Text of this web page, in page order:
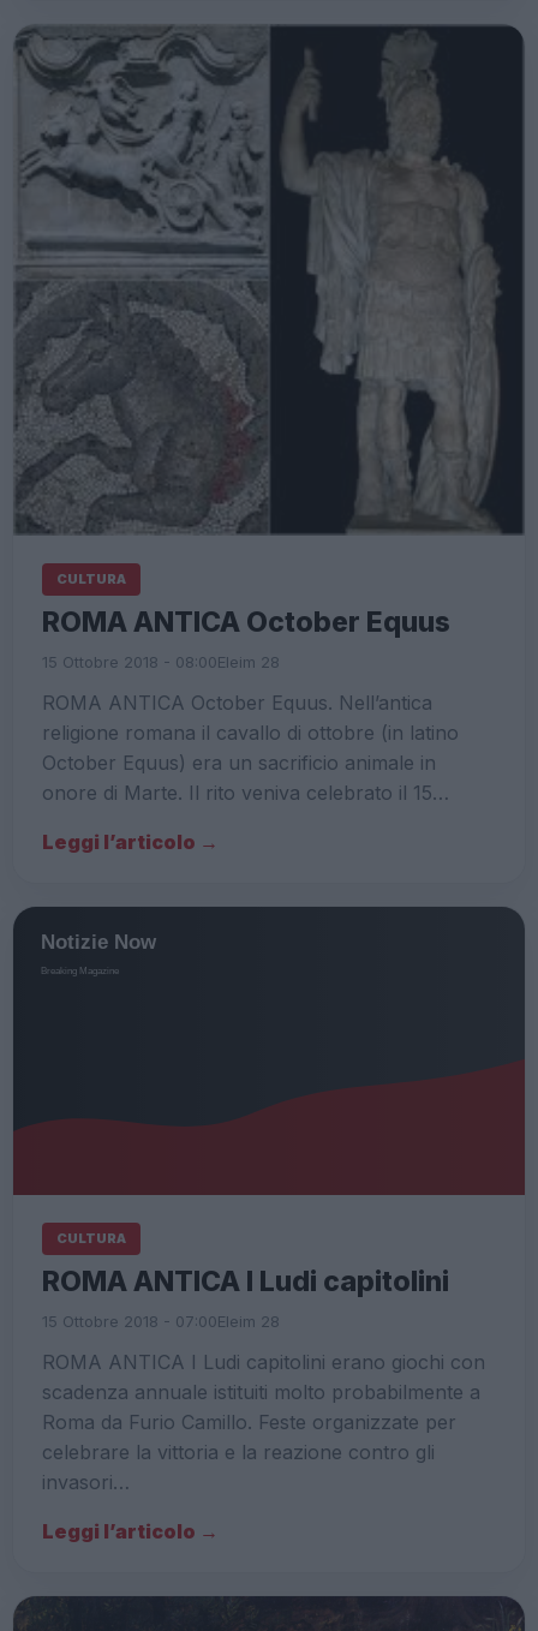
CULTURA
ROMA ANTICA October Equus
15 Ottobre 2018 - 08:00Eleim 28
ROMA ANTICA October Equus. Nell’antica
religione romana il cavallo di ottobre (in latino
October Equus) era un sacrificio animale in
onore di Marte. Il rito veniva celebrato il 15…
Leggi l’articolo →
CULTURA
ROMA ANTICA I Ludi capitolini
15 Ottobre 2018 - 07:00Eleim 28
ROMA ANTICA I Ludi capitolini erano giochi con
scadenza annuale istituiti molto probabilmente a
Roma da Furio Camillo. Feste organizzate per
celebrare la vittoria e la reazione contro gli
invasori…
Leggi l’articolo →